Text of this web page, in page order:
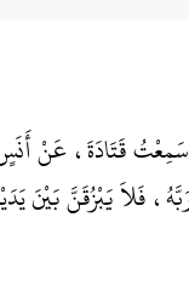
قَتَادَةَ، عَنْ أَنَسٍ
فَلاَ يَبْزُقَنَّ